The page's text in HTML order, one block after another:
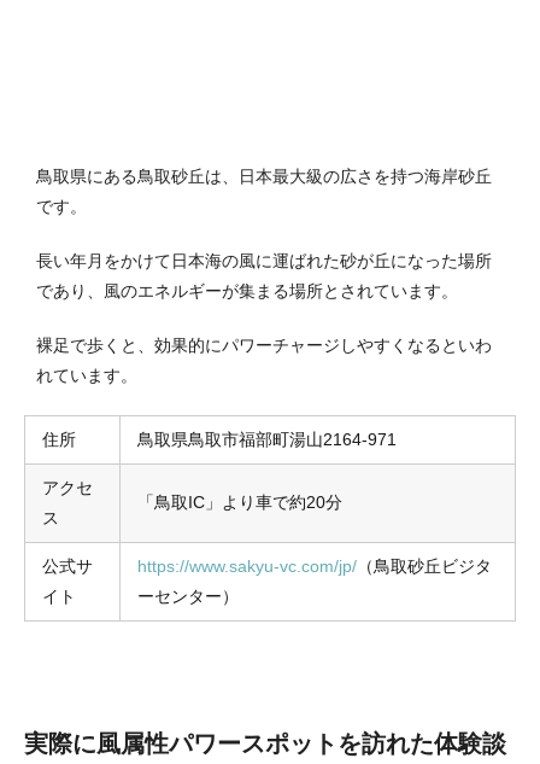
鳥取県にある鳥取砂丘は、日本最大級の広さを持つ海岸砂丘
です。
長い年月をかけて日本海の風に運ばれた砂が丘になった場所
であり、風のエネルギーが集まる場所とされています。
裸足で歩くと、効果的にパワーチャージしやすくなるといわ
れています。
住所 鳥取県鳥取市福部町湯山2164-971
アクセ
ス
「鳥取IC」より車で約20分
公式サ
イト
https://www.sakyu-vc.com/jp/ （鳥取砂丘ビジタ
ーセンター）
実際に風属性パワースポットを訪れた体験談